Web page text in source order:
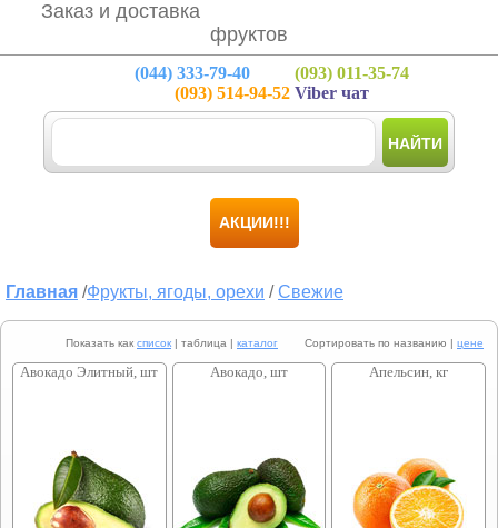
Заказ и доставка
фруктов
(044) 333-79-40 (093) 011-35-74
(093) 514-94-52Viber чат
НАЙТИ
АКЦИИ!!!
Главная /Фрукты, ягоды, орехи /Свежие
Показать как список | таблица | каталог Сортировать по названию | цене
Авокадо Элитный, шт Авокадо, шт Апельсин, кг